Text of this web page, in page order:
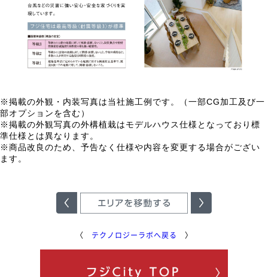
※掲載の外観・内装写真は当社施工例です。（一部CG 加工及び一
部オプションを含む）
※ 掲載の外観写真の外構植栽はモデルハウス仕様となっており標
準仕様とは異なります。
※商品改良のため、予告なく仕様や内容を変更する場合がござい
ます。
〈 テクノロジーラボへ戻る 〉